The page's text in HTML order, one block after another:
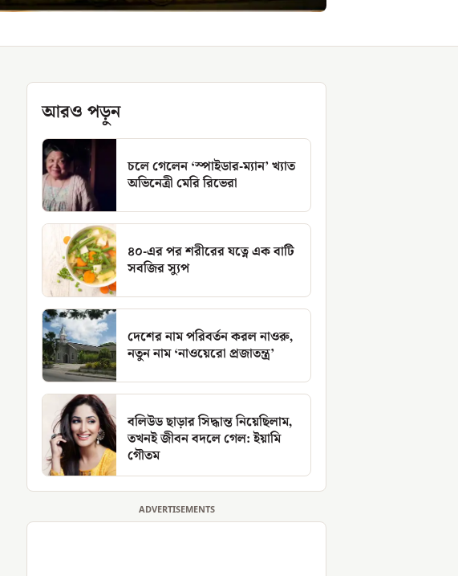
আরও পড়ুন
চলে গেলেন ‘স্পাইডার-ম্যান’ খ্যাত
অভিনেত্রী মেরি রিভেরা
৪০-এর পর শরীরের যত্নে এক বাটি
সবজির স্যুপ
দেশের নাম পরিবর্তন করল নাওরু,
নতুন নাম ‘নাওয়েরো প্রজাতন্ত্র’
বলিউড ছাড়ার সিদ্ধান্ত নিয়েছিলাম,
তখনই জীবন বদলে গেল: ইয়ামি
গৌতম
ADVERTISEMENTS